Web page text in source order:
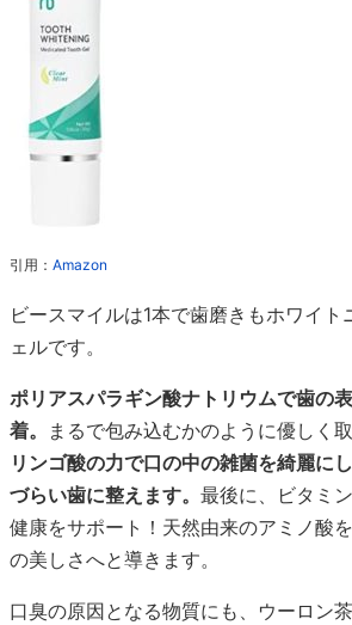
引用： Amazon
ビースマイルは1本で歯磨きもホワイト
ェルです。
ポリアスパラギン酸ナトリウムで歯の
着。
まるで包み込むかのように優しく取
リンゴ酸の力で口の中の雑菌を綺麗に
づらい歯に整えます。 最後に、ビタミ
健康をサポート！天然由来のアミノ酸
の美しさへと導きます。
口臭の原因となる物質にも、ウーロン